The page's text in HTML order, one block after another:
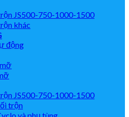
JS500-750-1000-1500
khác
động
JS500-750-1000-1500
trộn